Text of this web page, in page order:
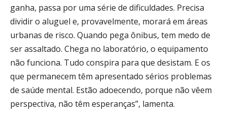
ganha, passa por uma série de dificuldades. Precisa
dividir o aluguel e, provavelmente, morará em áreas
urbanas de risco. Quando pega ônibus, tem medo de
ser assaltado. Chega no laboratório, o equipamento
não funciona. Tudo conspira para que desistam. E os
que permanecem têm apresentado sérios problemas
de saúde mental. Estão adoecendo, porque não vêem
perspectiva, não têm esperanças”, lamenta.